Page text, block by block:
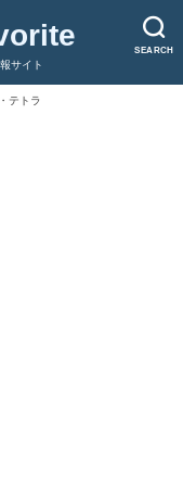
SEARCH
サイト
テトラ